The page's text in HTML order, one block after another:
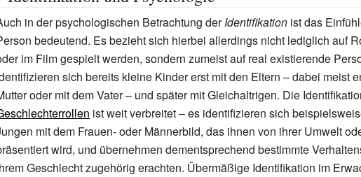
in der psychologischen Betrachtung derIdentifikation ist das
bedeutend. Es bezieht sich hierbei allerdings nicht lediglich auf
im Film gespielt werden, sondern zumeist auf real existierende
sich bereits kleine Kinder erst mit den Eltern – dabei meist
oder mit dem Vater – und später mit Gleichaltrigen. Die
ist weit verbreitet – es identifizieren sich
mit dem Frauen- oder Männerbild, das ihnen von ihrer Umwelt
wird, und übernehmen dementsprechend bestimmte
Geschlecht zugehörig erachten. Übermäßige Identifikation im